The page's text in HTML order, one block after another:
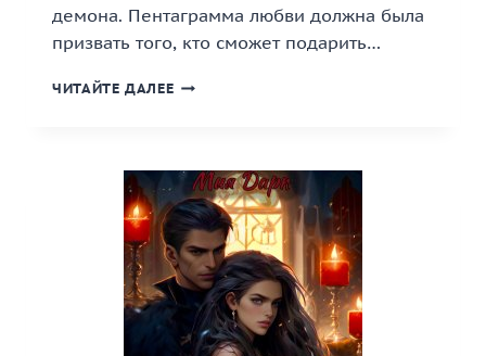
демона. Пентаграмма любви должна была
призвать того, кто сможет подарить…
ЧИТАЙТЕ ДАЛЕЕ «ПЕНТАГРАММА